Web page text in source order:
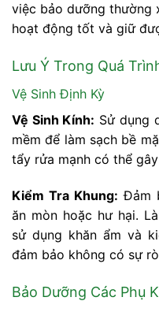
việc bảo dưỡng thường
hoạt động tốt và giữ
Lưu Ý Trong Quá
Vệ Sinh Định Kỳ
Vệ Sinh Kính: Sử dụng
mềm để làm sạch bề
tẩy rửa mạnh có thể
Kiểm Tra Khung: Đảm
ăn mòn hoặc hư hại.
sử dụng khăn ẩm và
đảm bảo không có sự
Bảo Dưỡng Các Phụ